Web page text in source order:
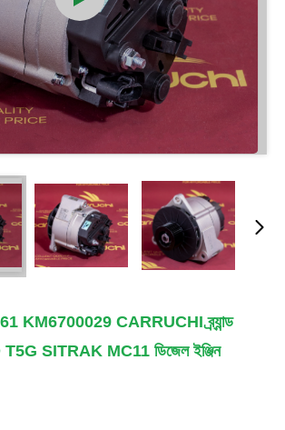
KM6700029 CARRUCHI ব্র্যান্ড
SITRAK MC11 ডিজেল ইঞ্জিন